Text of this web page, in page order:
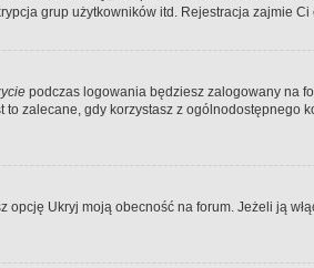
grup użytkowników itd. Rejestracja zajmie
podczas logowania będziesz zalogowany na
zalecane, gdy korzystasz z
opcję Ukryj moją obecność na forum. Jeżeli ją